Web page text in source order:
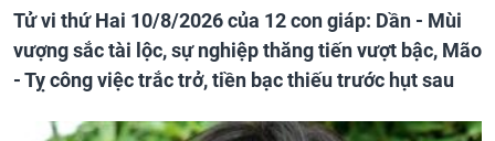
Tử vi thứ Hai 10/8/2026 của 12 con giáp: Dần - Mùi
vượng sắc tài lộc, sự nghiệp thăng tiến vượt bậc, Mão
- Tỵ công việc trắc trở, tiền bạc thiếu trước hụt sau